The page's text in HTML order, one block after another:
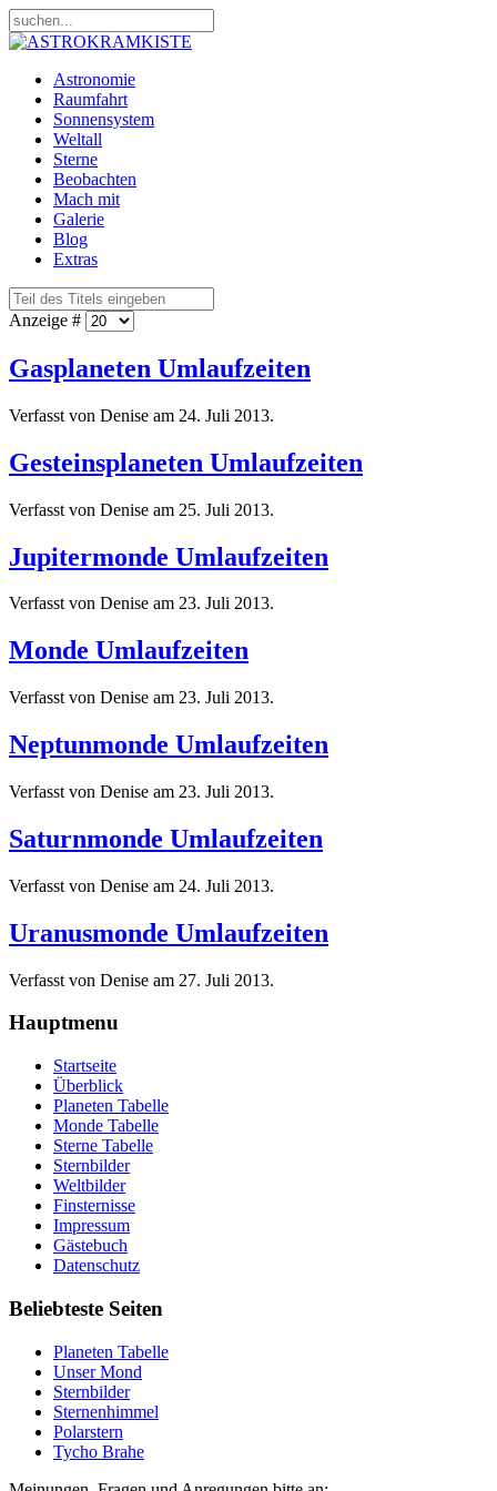
Astronomie
Raumfahrt
Sonnensystem
Weltall
Sterne
Beobachten
Mach mit
Galerie
Blog
Extras
Anzeige #
Gasplaneten Umlaufzeiten
Verfasst von Denise am 24. Juli 2013.
Gesteinsplaneten Umlaufzeiten
Verfasst von Denise am 25. Juli 2013.
Jupitermonde Umlaufzeiten
Verfasst von Denise am 23. Juli 2013.
Monde Umlaufzeiten
Verfasst von Denise am 23. Juli 2013.
Neptunmonde Umlaufzeiten
Verfasst von Denise am 23. Juli 2013.
Saturnmonde Umlaufzeiten
Verfasst von Denise am 24. Juli 2013.
Uranusmonde Umlaufzeiten
Verfasst von Denise am 27. Juli 2013.
Hauptmenu
Startseite
Überblick
Planeten Tabelle
Monde Tabelle
Sterne Tabelle
Sternbilder
Weltbilder
Finsternisse
Impressum
Gästebuch
Datenschutz
Beliebteste Seiten
Planeten Tabelle
Unser Mond
Sternbilder
Sternenhimmel
Polarstern
Tycho Brahe